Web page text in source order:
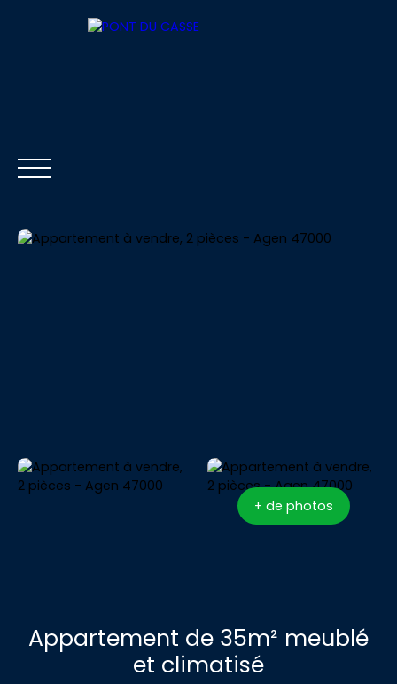
+ de photos
Appartement de 35m² meublé
et climatisé